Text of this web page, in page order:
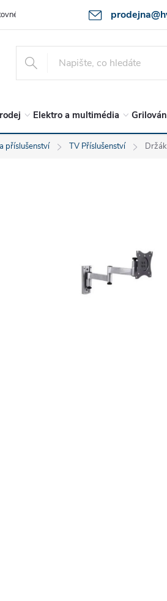
Ochrana osob. údajů - GDPR
Elektro a multimédia
příslušenství TV Příslušenství